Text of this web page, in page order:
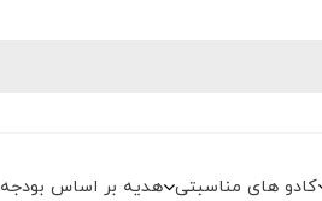
کادو های مناسبتی هدیه بر اساس بودجه